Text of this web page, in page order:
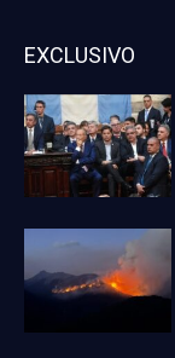
EXCLUSIVO